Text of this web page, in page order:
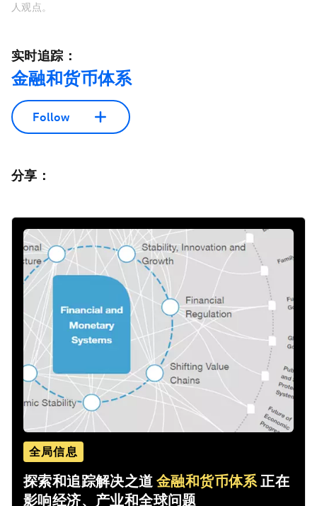
人观点。
实时追踪：
金融和货币体系
Follow
分享：
全局信息
探索和追踪解决之道金融和货币体系正在
影响经济、产业和全球问题